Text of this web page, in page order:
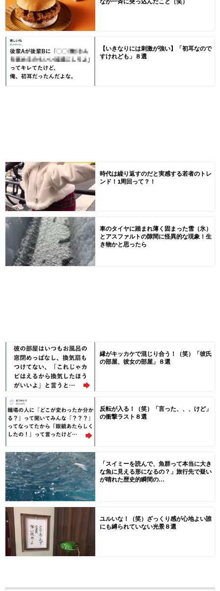
【いきなりには刺激が強い】「初耳なので
すけれども」８選
時代は繰り返すのだと実感する若者のトレ
ンド！1周回って？！
車のタイヤに踏まれ薄く固まった雪（氷）
とアスファルトの隙間に怪異的な現象！生
き物かと思ったら
縁がキッカケで混じり合う！（笑）「彼氏
の部屋、彼女の部屋」８選
反転が入る！（笑）「言った、、、けど」
の衝撃ラスト８選
「スイミーを読んで、魚群って本当に大き
な魚に見える形になるの？」旅行先で疑い
が晴れた歴史的瞬間の...
ユルいな！（笑）ざっくり感が心地よい誰
にも縛られていない光景８選